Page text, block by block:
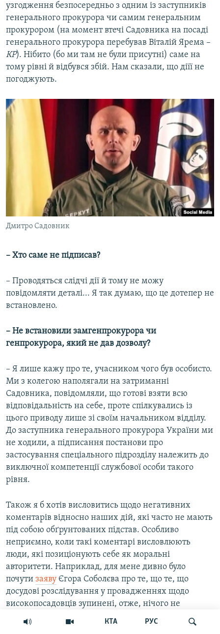
КТА РУС
узгодження безпосередньо з одним із заступників
генерального прокурора чи самим генеральним
прокурором (на момент втечі Садовника на посаді
генерального прокурора перебував Віталій Ярема –
КР). Нібито (бо ми там не були присутні) саме на
тому рівні й відбувся збій. Нам сказали, що діїї не
погоджують.
Дмитро Садовник
– Хто саме не підписав?
– Проводяться слідчі дії й тому не можу
повідомляти деталі... Я так думаю, що це дотепер не
встановлено.
– Не встановили замгенпрокурора чи
генпрокурора, який не дав дозволу?
– Я лише кажу про те, учасником чого був особисто.
Ми з колегою наполягали на затриманні
Садовника, повідомляли, що готові взяти всю
відповідальність на себе, проте спілкувались із
цього приводу лише зі своїм начальником відділу.
До заступника генерального прокурора України ми
не ходили, а підписання постанови про
застосування спеціального підрозділу належить до
виключної компетенції службової особи такого
рівня.
Також я б хотів висловитись щодо негативних
коментарів відносно наших дій, які часто не мають
під собою обґрунтованих підстав. Особливо
неприємно, коли такі коментарі висловлюють
люди, які позиціонують себе як моральні
авторитети. Наприклад, для мене дивно було
почути заяву Єгора Соболєва про те, що те, що
досудові розслідування у провадженнях щодо
високопосадовців зупинені, отже, нічого не
робиться. Людина, яка користується заслуженою
повагою в суспільстві, мала б, принаймні,